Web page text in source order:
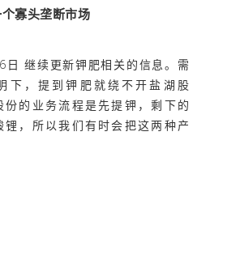
寡头垄断市场
继续更新钾肥相关的信息。需
下，提到钾肥就绕不开盐湖股
份的业务流程是先提钾，剩下的
锂，所以我们有时会把这两种产